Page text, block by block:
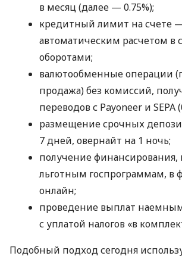
в месяц (далее — 0.75%);
кредитный лимит на счете
автоматическим расчетом в
оборотами;
валютообменные операции
продажа) без комиссий,
переводов с Payoneer и SEPA
размещение срочных
7 дней, овернайт на 1 ночь;
получение финансирования,
льготным госпрограммам, в
онлайн;
проведение выплат
с уплатой налогов «в
Подобный подход сегодня